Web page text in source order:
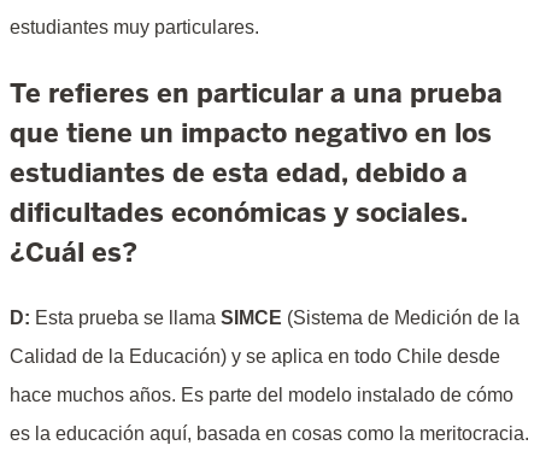
estudiantes muy particulares.
Te refieres en particular a una prueba
que tiene un impacto negativo en los
estudiantes de esta edad, debido a
dificultades económicas y sociales.
¿Cuál es?
D: Esta prueba se llama SIMCE (Sistema de Medición de la
Calidad de la Educación) y se aplica en todo Chile desde
hace muchos años. Es parte del modelo instalado de cómo
es la educación aquí, basada en cosas como la meritocracia.